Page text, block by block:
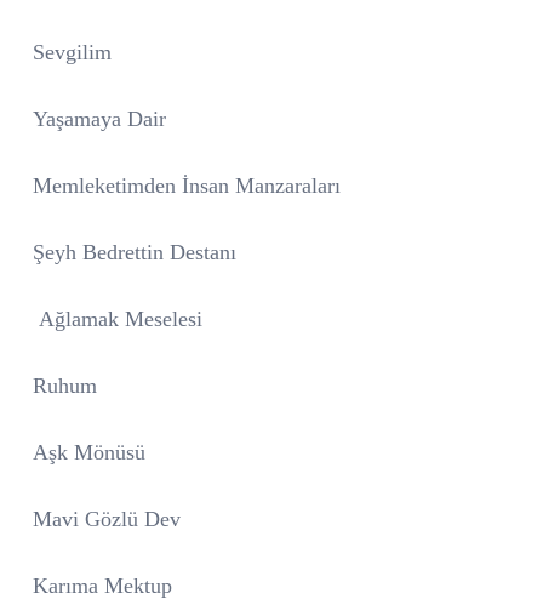
Sevgilim
Yaşamaya Dair
Memleketimden İnsan Manzaraları
Şeyh Bedrettin Destanı
Ağlamak Meselesi
Ruhum
Aşk Mönüsü
Mavi Gözlü Dev
Karıma Mektup